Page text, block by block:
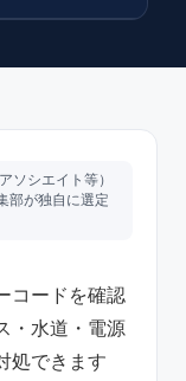
ソシエイト等）
部が独自に選定
コードを確認
・水道・電源
処できます